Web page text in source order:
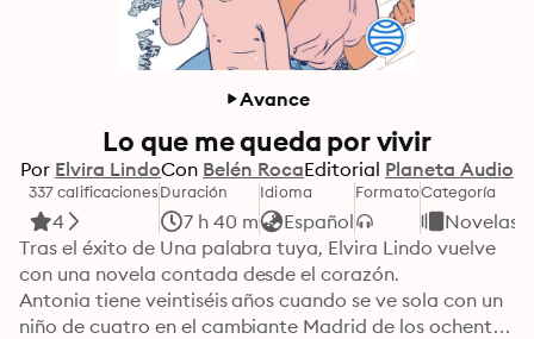
Avance
Lo que me queda por vivir
Por Elvira LindoCon Belén RocaEditorial Planeta Audio
337 calificaciones
4
Duración
7 h 40 m
Idioma
Español
FormatoCategoría
Novelas
Tras el éxito de Una palabra tuya, Elvira Lindo vuelve
con una novela contada desde el corazón.
Antonia tiene veintiséis años cuando se ve sola con un
niño de cuatro en el cambiante Madrid de los ochenta.